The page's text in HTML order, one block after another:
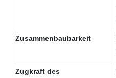
Zusammenbaubarkeit
Zugkraft des